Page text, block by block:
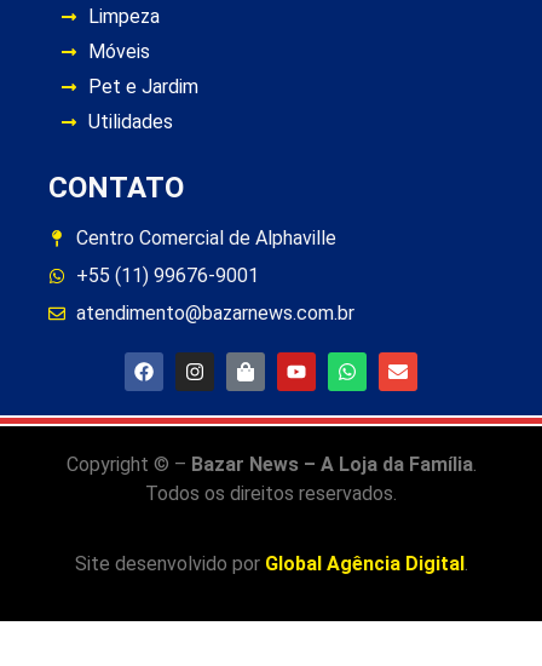
Limpeza
Móveis
Pet e Jardim
Utilidades
CONTATO
Centro Comercial de Alphaville
+55 (11) 99676-9001
atendimento@bazarnews.com.br
Copyright © – Bazar News – A Loja da Família.
Todos os direitos reservados.
Site desenvolvido por Global Agência Digital .